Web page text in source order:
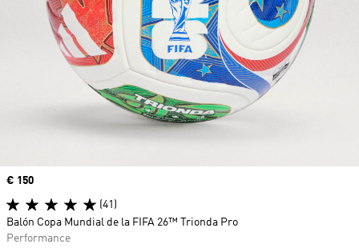
Precio
€ 150
(41)
Balón Copa Mundial de la FIFA 26™ Trionda Pro
Performance